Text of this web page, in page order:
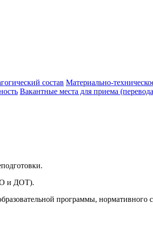
состав Материально-
Вакантные места для приема
и ДОТ).
программы, нормативного